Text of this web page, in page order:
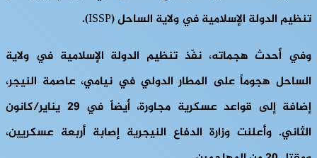
تنظيم الدولة الإسلامية في ولاية الساحل (ISSP).
وفي أحدث هجماته، نفّذ تنظيم الدولة الإسلامية في ولاية
الساحل هجوماً على المطار الدولي في نيامي، عاصمة النيجر،
إضافة إلى قواعد عسكرية مجاورة، أيضاً في 29 يناير/كانون
الثاني. وأعلنت وزارة الدفاع النيجرية إصابة أربعة عسكريين،